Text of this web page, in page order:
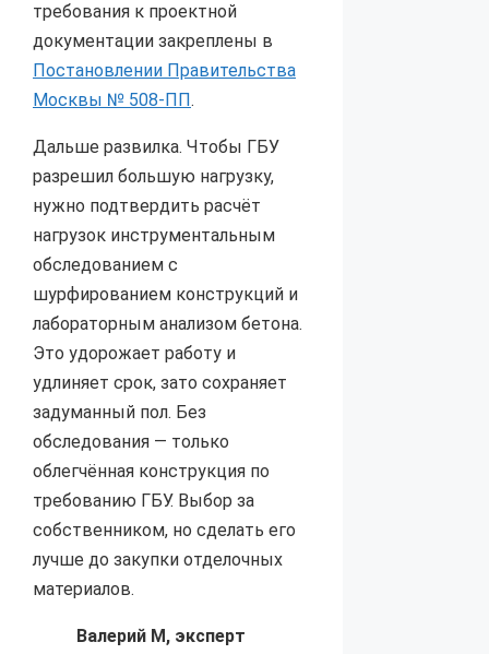
требования к проектной
документации закреплены в
Постановлении Правительства
Москвы № 508-ПП.
Дальше развилка. Чтобы ГБУ
разрешил большую нагрузку,
нужно подтвердить расчёт
нагрузок инструментальным
обследованием с
шурфированием конструкций и
лабораторным анализом бетона.
Это удорожает работу и
удлиняет срок, зато сохраняет
задуманный пол. Без
обследования — только
облегчённая конструкция по
требованию ГБУ. Выбор за
собственником, но сделать его
лучше до закупки отделочных
материалов.
Валерий М, эксперт